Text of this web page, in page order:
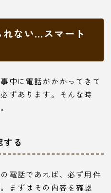
ない…スマート
中に電話がかかってきて
ずあります。そんな時
る
電話であれば、必ず用件
まずはその内容を確認